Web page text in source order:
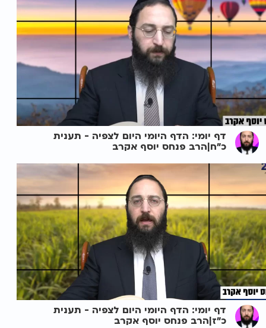
דף יומי: הדף היומי היום לצפיה - תענית
כ"ח|הרב פנחס יוסף אקרב
דף יומי: הדף היומי היום לצפיה - תענית
כ"ז|הרב פנחס יוסף אקרב